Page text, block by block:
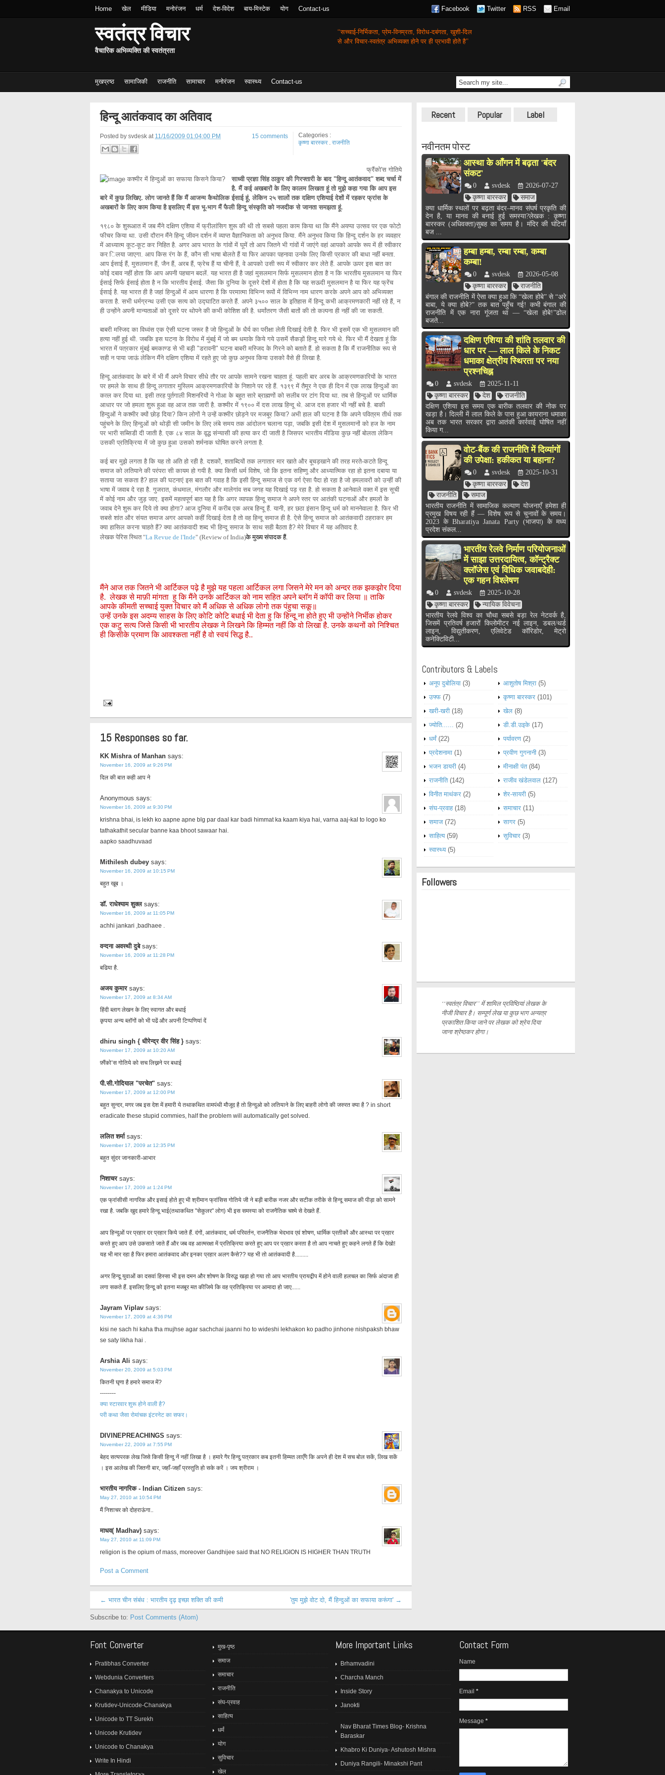
Home खेल मीडिया मनोरंजन धर्म देश-विदेश बाय-मिस्टेक योग Contact-us Facebook Twitter RSS Email
स्वतंत्र विचार
वैचारिक अभिव्यक्ति की स्वतंत्रता
‘‘सच्चाई-निर्भिकता, प्रेम-विनम्रता, विरोध-दबंगता,खुशी-दिल
से और विचार-स्वतंत्र अभिव्यक्त होने पर ही प्रभावी होते है’’
मुखप्रष्ठ सामाजिकी राजनीति सामाचार मनोरंजन स्वास्थ्य Contact-us
हिन्दू आतंकवाद का अतिवाद
Posted by svdesk at 11/16/2009 01:04:00 PM 15 comments
Categories :
कृष्णा बारस्कर. राजनीति
फ्रैंको'स गोतिये
कश्मीर में हिन्दुओं का सफाया किसने किया?
साध्वी प्रज्ञा सिंह ठाकुर की गिरफ्तारी के बाद "हिन्दू आतंकवाद" शब्द चर्चा में
है. मैं कई अखबारों के लिए कालम लिखता हूं तो मुझे कहा गया कि आप इस
बारे में कुछ लिखिए. लोग जानते हैं कि मैं आजन्म कैथोलिक ईसाई हूं, लेकिन २५ सालों तक दक्षिण एशियाई देशों में रहकर फ्रांस के
अखबारों के लिए काम किया है इसलिए मैं इस भू-भाग मैं फैली हिन्दू संस्कृति को नजदीक से जानता समझता हूं.
१९८० के शुरूआत में जब मैंने दक्षिण एशिया में फ्रीलांसिग शुरू की थी तो सबसे पहला काम किया था कि मैंने अयप्पा उत्सव पर एक फोटो
फीचर किया था. उसी दौरान मैंने हिन्दू जीवन दर्शन में व्याप्त वैज्ञानिकता को अनुभव किया. मैंने अनुभव किया कि हिन्दू दर्शन के हर व्यवहार
में आध्यात्म कूट-कूट कर निहित है. अगर आप भारत के गांवों में घूमें तो आप जितने भी गांवों में जाएंगे वहां आपको आपके रूप में ही स्वीकार
कर िलया जाएगा. आप किस रंग के हैं, कौन सी भाषा बोलते हैं या फिर आपका पहनावा उनके लिए किसी प्रकार की बाधा नहीं बनता.
आप ईसाई हैं, मुसलमान हैं, जैन हैं, अरब हैं, फ्रेच हैं या चीनी हैं, वे आपको उसी रूप में स्वीकार कर लेते हैं. आपके ऊपर इस बात का
कोई दबाव नहीं होता कि आप अपनी पहचान बदलें. यह भारत ही है जहां मुसलमान सिर्फ मुसलमान होता है न कि भारतीय मुसलमान या फिर
ईसाई सिर्फ ईसाई होता है न कि भारतीय ईसाई. जैसा कि दुनिया के दूसरे देशों में होता है कि यह सऊदी मुसलमान है या फिर यह फ्रेंच
ईसाई है. यह भारत ही है जहां हिन्दुओं में आम धारणा है कि परमात्मा विभिन्न रूपों में विभिन्न नाम धारण करके अपने आप को अभिव्यक्त
करता है. सभी धर्मग्रन्थ उसी एक सत्य को उद्घाटित करते हैं. अपने ३५०० साल के इतिहास में हिन्दू कभी आक्रमणकारी नहीं रहे हैं, न
ही उन्होंने अपनी मान्यताओं को दूसरे पर थोपने की कभी कोशिश की है. धर्मांतरण जैसी बातों की तो कल्पना ही नहीं की जा सकती.
बाबरी मस्जिद का विध्वंस एक ऐसी घटना जरूर है जो हिन्दुओं के धैर्य का परीक्षा लेती दिखाई देती है. फिर भी इसमें एक भी मुसलमान की
हत्या नहीं हुई थी. जबकि इस घटना के विरोध में मुंबई में जो बम धमाके किये गये उसमें सैकड़ों हिन्दू मारे गये थे. फिर भी मैं देखता हूं कि
भारत में पत्रकार मुंबई बमकाण्ड से भी बड़ी "डरावनी" घटना बाबरी मस्जिद के गिरने को बताते हैं. हो सकता है कि मैं राजनीतिक रूप से
सही न पाया जाऊं लेकिन मैंने दक्षिण एशिया में रहते हुए जो कुछ अनुभव किया उसको वैसे ही लिखा है.
हिन्दू आतंकवाद के बारे में भी मैं अपने विचार सीधे तौर पर आपके सामने रखना चाहता हूं. पहली बार अरब के आक्रमणकारियों के भारत
पर हमले के साथ ही हिन्दू लगातार मुस्लिम आक्रमणकारियों के निशाने पर रहे हैं. १३९९ में तैमूर ने एक ही दिन में एक लाख हिन्दुओं का
कत्ल कर दिया था. इसी तरह पुर्तगाली मिशनरियों ने गोआ के बहुत सारे ब्राह्मणों को सलीब पर टांग दिया था. तब से हिन्दुओं पर धार्मिक
आधार पर जो हमला शुरू हुआ वह आज तक जारी है. कश्मीर में १९०० में दस लाख हिन्दू थे. आज दस हजार भी नहीं बचे है. बाकी
हिन्दुओं ने कश्मीर क्यों छोड़ दिया? किन लोगों ने उन्हें कश्मीर छोड़ने पर मजबूर किया? अभी हाल की घटना है कि अपने पवित्रम तीर्थ तक
पहुंचने के लिए हिन्दुओं को थोड़ी सी जमीन के लिए लंबे समय तक आंदोलन चलाना पड़ा, जबकि इसी देश में मुसलमानों को हज के नाम
पर भारी सब्सिडी दी जाती है. एक ८४ साल के वृद्ध संन्यासी की हत्या कर दी जाती है जिसपर भारतीय मीडिया कुछ नहीं बोलता लेकिन
उसकी प्रतिक्रिया में जो कुछ हुआ उसको शर्मनाक घोषित करने लगता है.
कई बार मुझे लगता है कि यह तो अति हो रही है. दशकों, शताब्दियों तक लगातार मार खाते और बूचड़खाने की तरह मरते-कटते हिन्दू
समाज को लतियाने की परंपरा सी कायम हो गयी है. क्या किसी धर्म विशेष, जो कि इतना सहिष्णु और आध्यात्मिक रहा हो इतना दबाया या
सताया जा सकता है? हाल की घटनाएं इस बात की गवाह है कि इसी हिन्दू समाज से एक वर्ग ऐसा पैदा हो रहा है जो हमलावरों को उन्हीं की
भाषा में जवाब दे रहा है. गुजरात, कंधमाल, मंगलौर और मालेगांव सब जगह यह दिखाई पड़ रहा है. हो सकता है आनेवाले वक्त में इस सूची
में कोई नाम और जुड़ जाए. इसमें महत्वपूर्ण बात यह है कि अगर व्यापक हिन्दू समाज ने अपने स्तर पर आतंकी घटनाओं और हमलों के
जवाब देने शुरू कर दिये तो क्या होगा? आज दुनिया में करीब एक अरब हिन्दू हैं. यानी, हर छठा इंसान हिन्दू धर्म को माननेवाला है. फिर भी
सबसे शांत और संयत समाज अगर आपको कहीं दिखाई देता है तो वह हिन्दू समाज ही है. ऐसे हिन्दू समाज को आतंकवादी ठहराकर हम
क्या हासिल करना चाहते हैं? क्या आतंकवादी शब्द भी हिन्दू समाज के साथ सही बैठता है? मेरे विचार में यह अतिवाद है.
लेखक पेरिस स्थित "La Revue de l'Inde" (Review of India)के मुख्य संपादक हैं.
मैंने आज तक जितने भी आर्टिकल पढ़े है मुझे यह पहला आर्टिकल लगा जिसने मेरे मन को अन्दर तक झकझोर दिया
है. लेखक से माफ़ी मांगता हु कि मैंने उनके आर्टिकल को नाम सहित अपने ब्लॉग में कॉपी कर लिया ॥ ताकि
आपके कीमती सच्चाई युक्त विचार को मैं अधिक से अधिक लोगो तक पंहुचा सकू॥
उन्हें उनके इस अदम्य साहस के लिए कोटि कोटि बधाई भी देता हु कि हिन्दू ना होते हुए भी उन्होंने निर्भीक होकर
एक कटु सत्य जिसे किसी भी भारतीय लेखक ने लिखने कि हिम्मत नहीं कि वो लिखा है. उनके कथनों को निश्चित
ही किसीके प्रमाण कि आवश्कता नहीं है वो स्वयं सिद्ध है..
15 Responses so far.
KK Mishra of Manhan says:
November 16, 2009 at 9:26 PM
दिल की बात कही आप ने
Anonymous says:
November 16, 2009 at 9:30 PM
krishna bhai, is lekh ko aapne apne blg par daal kar badi himmat ka kaam kiya hai, varna aaj-kal to logo ko
tathakathit secular banne kaa bhoot sawaar hai.
aapko saadhuvaad
Mithilesh dubey says:
November 16, 2009 at 10:15 PM
बहुत खूब ।
डॉ. राधेश्याम शुक्ल says:
November 16, 2009 at 11:05 PM
achhi jankari ,badhaee .
वन्दना अवस्थी दुबे says:
November 16, 2009 at 11:28 PM
बढिया है.
अजय कुमार says:
November 17, 2009 at 8:34 AM
हिंदी ब्लाग लेखन के लिए स्वागत और बधाई
कृपया अन्य ब्लॉगों को भी पढें और अपनी टिप्पणियां दें
dhiru singh { धीरेन्द्र वीर सिंह } says:
November 17, 2009 at 10:20 AM
फ़्रैंको’स गोतिये को सच लिख्नने पर बधाई
पी.सी.गोदियाल "परचेत" says:
November 17, 2009 at 12:00 PM
बहुत सुन्दर, मगर जब इस देश में हमारी ये तथाकथित वामपंथी मौजूद है तो हिन्दुओ को लतियाने के लिए बाहरी लोगो की जरुरत क्या है ? in short
eradicate these stupid commies, half the problem will automatically get solved.
ललित शर्मा says:
November 17, 2009 at 12:35 PM
बहुत सुंदर जानकारी-आभार
निशाचर says:
November 17, 2009 at 1:24 PM
एक फ्रांसीसी नागरिक और इसाई होते हुए भी श्रीमान फ्रांसिस गोतिये जी ने बड़ी बारीक नजर और सटीक तरीके से हिन्दू समाज की पीड़ा को सामने
रखा है. जबकि खुद हमारे हिन्दू भाई(तथाकथित "सेकुलर" लोग) भी इस समस्या को राजनैतिक चश्मे से देखते हैं.
आप हिन्दुओं पर प्रहार दर प्रहार किये जाते हैं. दंगों, आतंकवाद, धर्म परिवर्तन, राजनैतिक भेदभाव एवं शोषण, धार्मिक प्रतीकों और आस्था पर प्रहार
करते हुए आप उसे उकसाते जाते हैं और जब वह आत्मरक्षा में प्रतिक्रिया करते हुए आप पर प्रहार करता है तो आप नाचते हुए कहने लगते हैं कि देखो!
यह भी मार रहा है फिर हमारा आतंकवाद और इनका प्रहार अलग कैसे?? यह भी तो आतंकवादी है.........
अगर हिन्दू युवाओं का दसवां हिस्सा भी इस दमन और शोषण के विरुद्ध खड़ा हो गया तो आप भारतीय प्रायद्वीप में होने वाली हलचल का सिर्फ अंदाजा ही
लगा सकते हैं. इसलिए हिन्दू को इतना मजबूर मत कीजिये कि वह प्रतिक्रिया पर आमादा हो जाए......
Jayram Viplav says:
November 17, 2009 at 4:36 PM
kisi ne sach hi kaha tha mujhse agar sachchai jaanni ho to wideshi lekhakon ko padho jinhone nishpaksh bhaw
se saty likha hai .
Arshia Ali says:
November 20, 2009 at 5:03 PM
कितनी घृणा है हमारे समाज में?
--------
क्या स्टारवार शुरू होने वाली है?
परी कथा जैसा रोमांचक इंटरनेट का सफर।
DIVINEPREACHINGS says:
November 22, 2009 at 7:55 PM
बेहद सत्यपरक लेख जिसे किसी हिन्दु नें नहीं लिखा है । हमारे गैर हिन्दु पत्रकार कब इतनी हिम्मत लाएँगे कि अपने ही देश में सच बोल सकें, लिख सकें
। इस आलेख की जितनी बार, जहाँ-जहाँ प्रस्तुति हो सके करें । जय श्रीराम ।
भारतीय नागरिक - Indian Citizen says:
May 27, 2010 at 10:54 PM
मैं निशाचर को दोहराऊंगा..
माधव( Madhav) says:
May 27, 2010 at 11:09 PM
religion is the opium of mass, moreover Gandhijee said that NO RELIGION IS HIGHER THAN TRUTH
Post a Comment
← भारत चीन संबंध : भारतीय दृढ़ इच्छा शक्ति की कमी 'तुम मुझे वोट दो, मैं हिन्दुओं का सफाया करूंगा' →
Subscribe to: Post Comments (Atom)
Recent Popular Label
नवीनतम पोस्ट
आस्था के आँगन में बढ़ता 'बंदर
संकट'
0 svdesk
2026-07-27
कृष्णा बारस्कर
समाज
क्या धार्मिक स्थलों पर बढ़ता बंदर–मानव संघर्ष प्रकृति की
देन है, या मानव की बनाई हुई समस्या?लेखक : कृष्णा
बारस्कर (अधिवक्ता)सुबह का समय है। मंदिर की घंटियाँ
बज ...
हम्बा हम्बा, रम्बा रम्बा, कम्बा
कम्बा!
0 svdesk
2026-05-08
कृष्णा बारस्कर
राजनीति
बंगाल की राजनीति में ऐसा क्या हुआ कि “खेला होबे” से “अरे
बाबा, ये क्या होबे?” तक बात पहुँच गई! कभी बंगाल की
राजनीति में एक नारा गूंजता था — “खेला होबे!”ढोल
बजते...
दक्षिण एशिया की शांति तलवार की
धार पर — लाल किले के निकट
धमाका क्षेत्रीय स्थिरता पर नया
प्रश्नचिह्न
0 svdesk
2025-11-11
कृष्णा बारस्कर
देश
राजनीति
दक्षिण एशिया इस समय एक बारीक तलवार की नोक पर
खड़ा है। दिल्ली में लाल किले के पास हुआ कायराना धमाका
अब तक भारत सरकार द्वारा आतंकी कार्रवाई घोषित नहीं
किया ग...
वोट-बैंक की राजनीति में दिव्यांगों
की उपेक्षा: हकीकत या बहाना?
0 svdesk
2025-10-31
कृष्णा बारस्कर
देश
राजनीति
समाज
भारतीय राजनीति में सामाजिक कल्याण योजनाएँ हमेशा ही
प्रमुख विषय रही हैं — विशेष रूप से चुनावों के समय।
2023 के Bharatiya Janata Party (भाजपा) के मध्य
प्रदेश संकल...
भारतीय रेलवे निर्माण परियोजनाओं
में साझा उत्तरदायित्व, कॉन्ट्रैक्ट
क्लॉजेस एवं विधिक जवाबदेही:
एक गहन विश्लेषण
0 svdesk
2025-10-28
कृष्णा बारस्कर
न्यायिक विवेचना
भारतीय रेलवे विश्व का चौथा सबसे बड़ा रेल नेटवर्क है,
जिसमें प्रतिवर्ष हजारों किलोमीटर नई लाइन, डबल/थर्ड
लाइन, विद्युतीकरण, एलिवेटेड कॉरिडोर, मेट्रो
कनेक्टिविटी...
Contributors & Labels
अनूप दुबोलिया (3) आशुतोष मिश्रा (5)
उफ्फ (7) कृष्णा बारस्कर (101)
खरी-खरी (18) खेल (8)
ज्योति...... (2) डी.डी.उइके (17)
धर्मं (22) पर्यावरण (2)
प्रदेशनामा (1) प्रवीण गुगनानी (3)
भजन डायरी (4) मीनाक्षी पंत (84)
राजनीति (142) राजीव खंडेलवाल (127)
विनीत माथंकर (2) शेर-सायरी (5)
संघ-प्रवाह (18) समाचार (11)
समाज (72) सागर (5)
साहित्य (59) सुविचार (3)
स्वास्थ्य (5)
Followers
‘‘स्वतंत्र विचार’’ में शामिल प्रविष्ठियां लेखक के
नीजी विचार है। सम्पूर्ण लेख या कुछ भाग अन्यत्र
प्रकाशितकिया जाने पर लेखक को श्रेय दिया
जाना श्रेष्ठकर होगा।
Font Converter
Pratibhas Converter
Webdunia Converters
Chanakya to Unicode
Krutidev-Unicode-Chanakya
Unicode to TT Surekh
Unicode Krutidev
Unicode to Chanakya
Write In Hindi
मुख-पृष्ठ
समाज
समाचार
राजनीति
संघ-प्रवाह
साहित्य
धर्मं
योग
सुविचार
खेल
More Important Links
Brhamvadini
Charcha Manch
Inside Story
Janokti
Nav Bharat Times Blog- Krishna
Baraskar
Khabro Ki Duniya- Ashutosh Mishra
Duniya Rangili- Minakshi Pant
Contact Form
Name
Email *
Message *